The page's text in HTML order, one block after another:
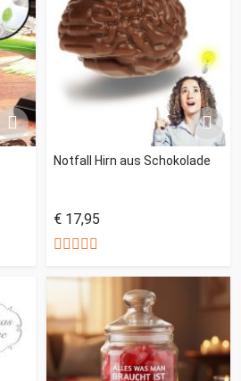
Notfall Hirn aus Schokolade
€ 17,95